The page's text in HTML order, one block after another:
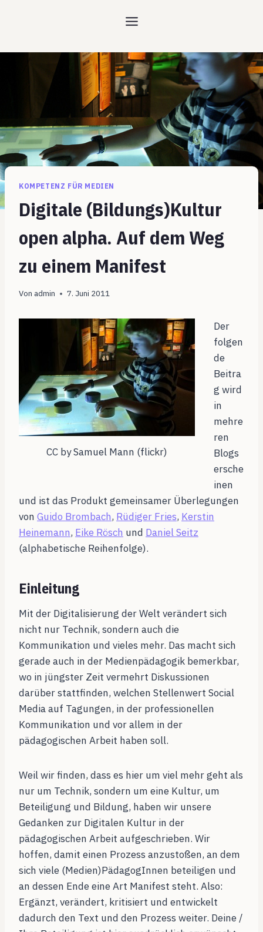
KOMPETENZ FÜR MEDIEN
Digitale (Bildungs)Kultur
open alpha. Auf dem Weg
zu einem Manifest
Von admin 7. Juni 2011
CC by Samuel Mann (flickr)
Der
folgen
de
Beitra
g wird
in
mehre
ren
Blogs
ersche
inen
und ist das Produkt gemeinsamer Überlegungen
von Guido Brombach, Rüdiger Fries, Kerstin
Heinemann, Eike Rösch und Daniel Seitz
(alphabetische Reihenfolge).
Einleitung
Mit der Digitalisierung der Welt verändert sich
nicht nur Technik, sondern auch die
Kommunikation und vieles mehr. Das macht sich
gerade auch in der Medienpädagogik bemerkbar,
wo in jüngster Zeit vermehrt Diskussionen
darüber stattfinden, welchen Stellenwert Social
Media auf Tagungen, in der professionellen
Kommunikation und vor allem in der
pädagogischen Arbeit haben soll.
Weil wir finden, dass es hier um viel mehr geht als
nur um Technik, sondern um eine Kultur, um
Beteiligung und Bildung, haben wir unsere
Gedanken zur Digitalen Kultur in der
pädagogischen Arbeit aufgeschrieben. Wir
hoffen, damit einen Prozess anzustoßen, an dem
sich viele (Medien)PädagogInnen beteiligen und
an dessen Ende eine Art Manifest steht. Also:
Ergänzt, verändert, kritisiert und entwickelt
dadurch den Text und den Prozess weiter. Deine /